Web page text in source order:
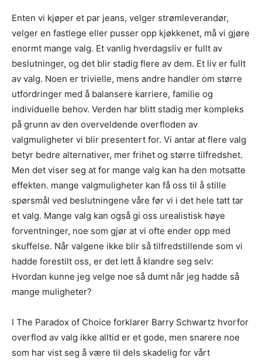
Enten vi kjøper et par jeans, velger strømleverandør,
velger en fastlege eller pusser opp kjøkkenet, må vi gjøre
enormt mange valg. Et vanlig hverdagsliv er fullt av
beslutninger, og det blir stadig flere av dem. Et liv er fullt
av valg. Noen er trivielle, mens andre handler om større
utfordringer med å balansere karriere, familie og
individuelle behov. Verden har blitt stadig mer kompleks
på grunn av den overveldende overfloden av
valgmuligheter vi blir presentert for. Vi antar at flere valg
betyr bedre alternativer, mer frihet og større tilfredshet.
Men det viser seg at for mange valg kan ha den motsatte
effekten. mange valgmuligheter kan få oss til å stille
spørsmål ved beslutningene våre før vi i det hele tatt tar
et valg. Mange valg kan også gi oss urealistisk høye
forventninger, noe som gjør at vi ofte ender opp med
skuffelse. Når valgene ikke blir så tilfredstillende som vi
hadde forestilt oss, er det lett å klandre seg selv:
Hvordan kunne jeg velge noe så dumt når jeg hadde så
mange muligheter?
I The Paradox of Choice forklarer Barry Schwartz hvorfor
overflod av valg ikke alltid er et gode, men snarere noe
som har vist seg å være til dels skadelig for vårt